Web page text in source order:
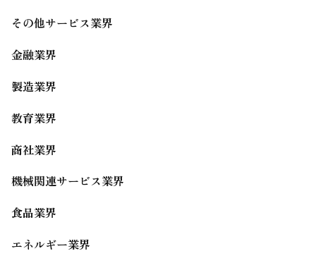
その他サービス業界
金融業界
製造業界
教育業界
商社業界
機械関連サービス業界
食品業界
エネルギー業界